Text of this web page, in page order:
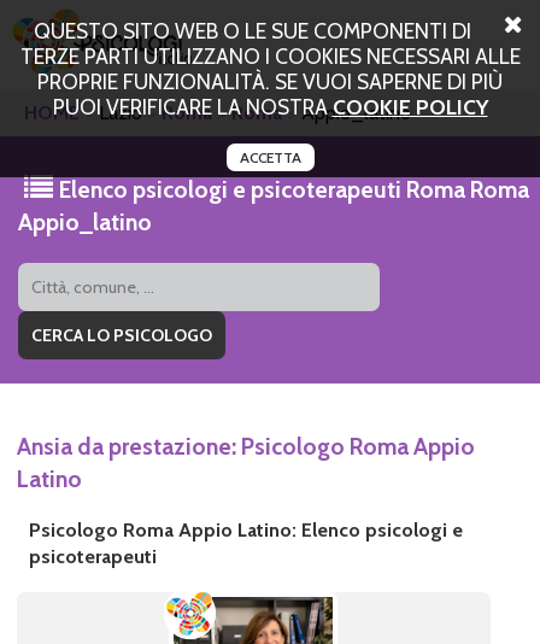
QUESTO SITO WEB O LE SUE COMPONENTI DI
TERZE PARTI UTILIZZANO I COOKIES NECESSARI ALLE
PROPRIE FUNZIONALITÀ. SE VUOI SAPERNE DI PIÙ
PUOI VERIFICARE LA NOSTRACOOKIE POLICY
ACCETTA
HOME Lazio Roma Roma Appio_latino
Elenco psicologi e psicoterapeuti Roma Roma
Appio_latino
Ansia da prestazione: Psicologo Roma Appio
Latino
Psicologo Roma Appio Latino: Elenco psicologi e
psicoterapeuti